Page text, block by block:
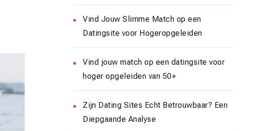
Vind Jouw Slimme Match op een
Datingsite voor Hogeropgeleiden
Vind jouw match op een datingsite voor
hoger opgeleiden van 50+
Zijn Dating Sites Echt Betrouwbaar? Een
Diepgaande Analyse